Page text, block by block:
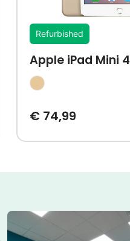
Refurbished
Apple iPad Mini 4
€74,99